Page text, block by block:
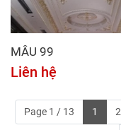
MẪU 99
Liên hệ
Page 1 / 13 1 2